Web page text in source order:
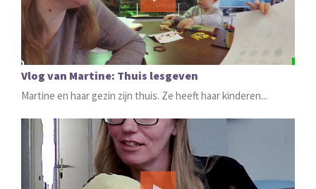
Vlog van Martine: Thuis lesgeven
Martine en haar gezin zijn thuis. Ze heeft haar kinderen...